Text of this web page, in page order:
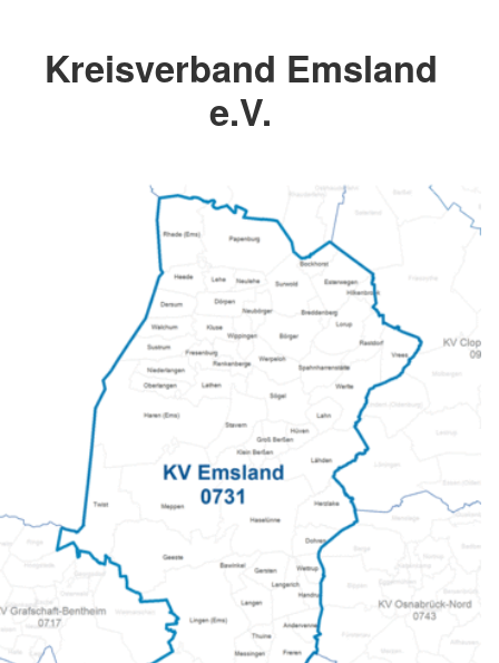
Kreisverband Emsland
e.V.